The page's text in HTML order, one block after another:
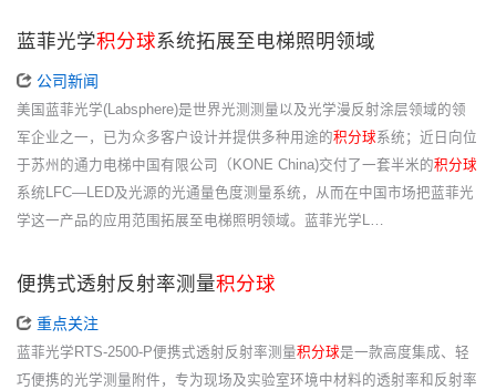
蓝菲光学积分球系统拓展至电梯照明领域
公司新闻
美国蓝菲光学(Labsphere)是世界光测测量以及光学漫反射涂层领域的领
军企业之一，已为众多客户设计并提供多种用途的积分球系统；近日向位
于苏州的通力电梯中国有限公司（KONE China)交付了一套半米的积分球
系统LFC—LED及光源的光通量色度测量系统，从而在中国市场把蓝菲光
学这一产品的应用范围拓展至电梯照明领域。蓝菲光学L…
便携式透射反射率测量积分球
重点关注
蓝菲光学RTS-2500-P便携式透射反射率测量积分球是一款高度集成、轻
巧便携的光学测量附件，专为现场及实验室环境中材料的透射率和反射率